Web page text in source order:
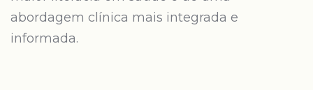
abordagem clínica mais integrada e
informada.